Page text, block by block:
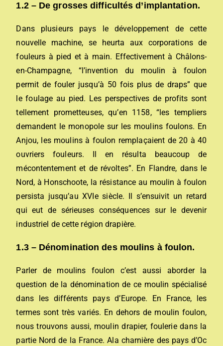
1.2 – De grosses difficultés d’implantation.
Dans plusieurs pays le développement de cette
nouvelle machine, se heurta aux corporations de
fouleurs à pied et à main. Effectivement à Châlons-
en-Champagne, “l’invention du moulin à foulon
permit de fouler jusqu’à 50 fois plus de draps” que
le foulage au pied. Les perspectives de profits sont
tellement prometteuses, qu’en 1158, “les templiers
demandent le monopole sur les moulins foulons. En
Anjou, les moulins à foulon remplaçaient de 20 à 40
ouvriers fouleurs. Il en résulta beaucoup de
mécontentement et de révoltes”. En Flandre, dans le
Nord, à Honschoote, la résistance au moulin à foulon
persista jusqu’au XVIe siècle. Il s’ensuivit un retard
qui eut de sérieuses conséquences sur le devenir
industriel de cette région drapière.
1.3 – Dénomination des moulins à foulon.
Parler de moulins foulon c’est aussi aborder la
question de la dénomination de ce moulin spécialisé
dans les différents pays d’Europe. En France, les
termes sont très variés. En dehors de moulin foulon,
nous trouvons aussi, moulin drapier, foulerie dans la
partie Nord de la France. Ala charnière des pays d’Oc